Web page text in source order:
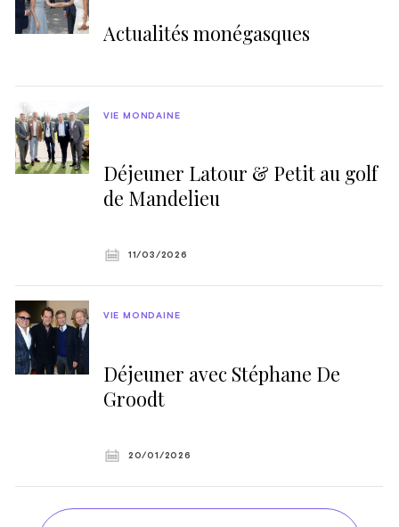
Actualités monégasques
Déjeuner Latour & Petit au golf
de Mandelieu
VIE MONDAINE
11/03/2026
Déjeuner avec Stéphane De
Groodt
VIE MONDAINE
20/01/2026